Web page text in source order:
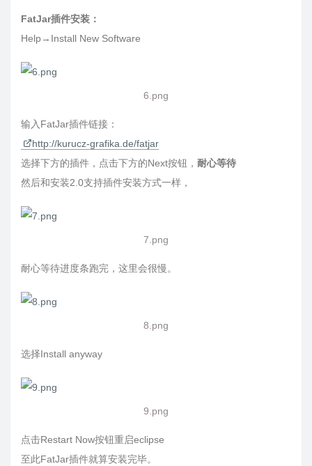
FatJar插件安装：
Help→Install New Software
6.png
输入FatJar插件链接：
http://kurucz-grafika.de/fatjar
选择下方的插件，点击下方的Next按钮， 耐心等待
然后和安装2.0支持插件安装方式一样，
7.png
耐心等待进度条跑完，这里会很慢。
8.png
选择Install anyway
9.png
点击Restart Now按钮重启eclipse
至此FatJar插件就算安装完毕。